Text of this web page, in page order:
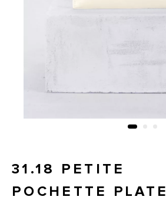
31.18 PETITE
POCHETTE PLATE